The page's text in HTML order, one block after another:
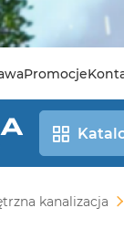
Promocje
kanalizacja